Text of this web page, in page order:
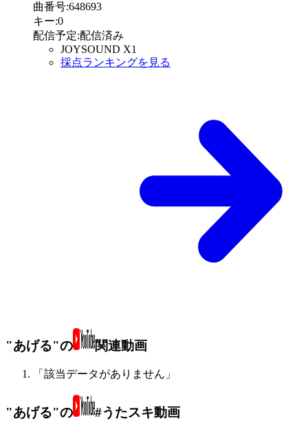
曲番号:648693
キー:0
配信予定:配信済み
JOYSOUND X1
採点ランキングを見る
"あげる"の 関連動画
「該当データがありません」
"あげる"の #うたスキ動画